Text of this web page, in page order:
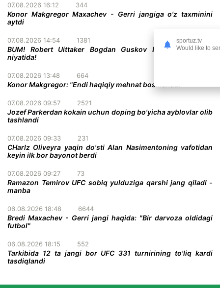
07.08.2026 16:12 344
Konor Makgregor Maxachev - Gerri jangiga o'z taxminini
aytdi
07.08.2026 14:54 1381
BUM! Robert Uittaker Bogdan Guskov bilan jang qilish
niyatida!
07.08.2026 13:48 664
Konor Makgregor: "Endi haqiqiy mehnat boshlanadi"
07.08.2026 09:57 2521
Jozef Parkerdan kokain uchun doping bo'yicha ayblovlar olib
tashlandi
07.08.2026 09:33 231
CHarlz Oliveyra yaqin do'sti Alan Nasimentoning vafotidan
keyin ilk bor bayonot berdi
07.08.2026 09:27 73
Ramazon Temirov UFC sobiq yulduziga qarshi jang qiladi -
manba
06.08.2026 18:48 6644
Bredi Maxachev - Gerri jangi haqida: "Bir darvoza oldidagi
futbol"
06.08.2026 18:15 552
Tarkibida 12 ta jangi bor UFC 331 turnirining to'liq kardi
tasdiqlandi
sportuz.tv
Would like to